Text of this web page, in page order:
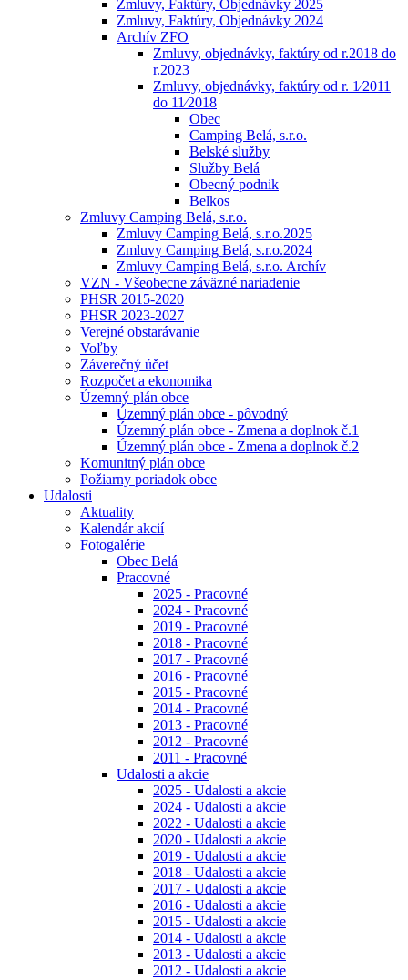
Zmluvy, Faktúry, Objednávky 2025
Zmluvy, Faktúry, Objednávky 2024
Archív ZFO
Zmluvy, objednávky, faktúry od r.2018 do
r.2023
Zmluvy, objednávky, faktúry od r. 1⁄2011
do 11⁄2018
Obec
Camping Belá, s.r.o.
Belské služby
Služby Belá
Obecný podnik
Belkos
Zmluvy Camping Belá, s.r.o.
Zmluvy Camping Belá, s.r.o.2025
Zmluvy Camping Belá, s.r.o.2024
Zmluvy Camping Belá, s.r.o. Archív
VZN - Všeobecne záväzné nariadenie
PHSR 2015-2020
PHSR 2023-2027
Verejné obstarávanie
Voľby
Záverečný účet
Rozpočet a ekonomika
Územný plán obce
Územný plán obce - pôvodný
Územný plán obce - Zmena a doplnok č.1
Územný plán obce - Zmena a doplnok č.2
Komunitný plán obce
Požiarny poriadok obce
Udalosti
Aktuality
Kalendár akcií
Fotogalérie
Obec Belá
Pracovné
2025 - Pracovné
2024 - Pracovné
2019 - Pracovné
2018 - Pracovné
2017 - Pracovné
2016 - Pracovné
2015 - Pracovné
2014 - Pracovné
2013 - Pracovné
2012 - Pracovné
2011 - Pracovné
Udalosti a akcie
2025 - Udalosti a akcie
2024 - Udalosti a akcie
2022 - Udalosti a akcie
2020 - Udalosti a akcie
2019 - Udalosti a akcie
2018 - Udalosti a akcie
2017 - Udalosti a akcie
2016 - Udalosti a akcie
2015 - Udalosti a akcie
2014 - Udalosti a akcie
2013 - Udalosti a akcie
2012 - Udalosti a akcie